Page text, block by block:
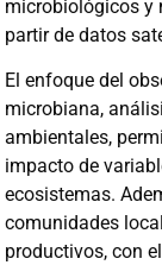
microbiológicos y
partir de datos
El enfoque del
microbiana,
ambientales,
impacto de
ecosistemas.
comunidades
productivos, con